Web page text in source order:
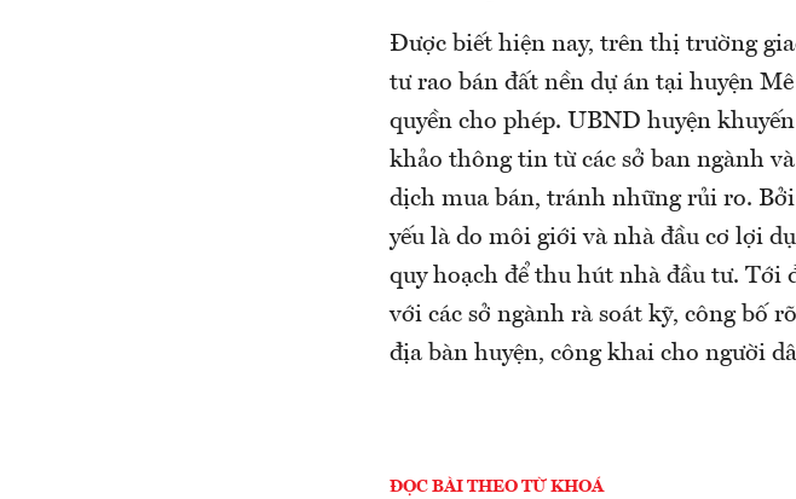
Được biết hiện nay, trên thị trường
tư rao bán đất nền dự án tại huyện
quyền cho phép. UBND huyện
khảo thông tin từ các sở ban ngành
dịch mua bán, tránh những rủi ro.
yếu là do môi giới và nhà đầu cơ lợi
quy hoạch để thu hút nhà đầu tư. Tới
với các sở ngành rà soát kỹ, công bố
địa bàn huyện, công khai cho người
ĐỌC BÀI THEO TỪ KHOÁ